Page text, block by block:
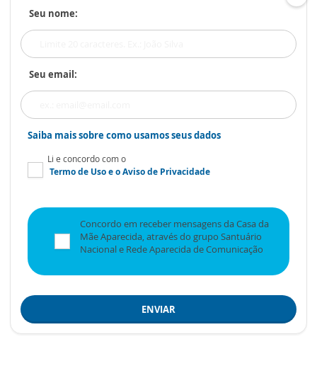
Seu nome:
Seu email:
Saiba mais sobre como usamos seus dados
Li e concordo com o
Termo de Usoe oAviso de Privacidade
Concordo em receber mensagens da Casa da
Mãe Aparecida, através do grupo Santuário
Nacional e Rede Aparecida de Comunicação
ENVIAR